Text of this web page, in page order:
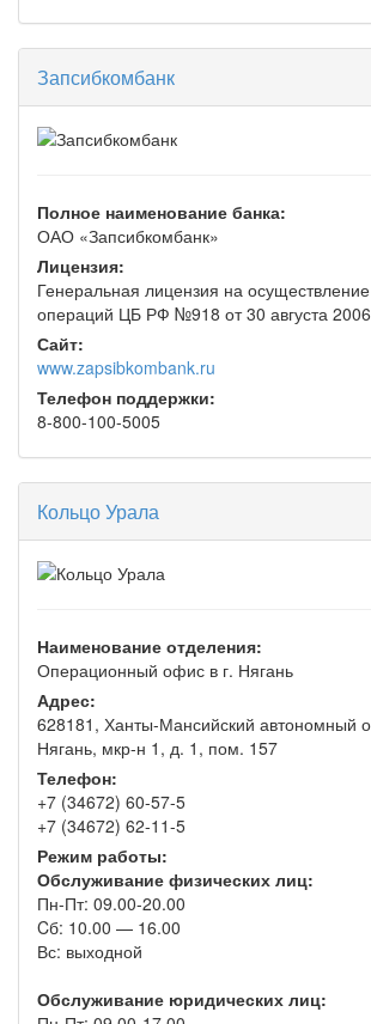
Запсибкомбанк
Полное наименование банка:
ОАО «Запсибкомбанк»
Лицензия:
Генеральная лицензия на
операций ЦБ РФ №918 от 30 августа 2006
Сайт:
www.zapsibkombank.ru
Телефон поддержки:
8-800-100-5005
Кольцо Урала
Наименование отделения:
Операционный офис в г. Нягань
Адрес:
628181, Ханты-Мансийский автономный
Нягань, мкр-н 1, д. 1, пом. 157
Телефон:
+7 (34672) 60-57-5
+7 (34672) 62-11-5
Режим работы:
Обслуживание физических лиц:
Пн-Пт: 09.00-20.00
Cб: 10.00 — 16.00
Вс: выходной
Обслуживание юридических лиц: